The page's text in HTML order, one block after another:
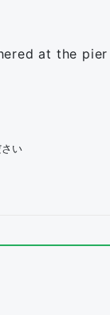
at the pier
い